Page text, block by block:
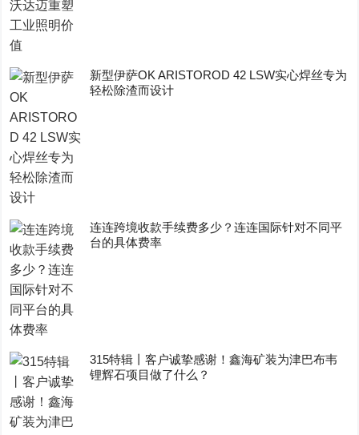
新型伊萨OK ARISTOROD 42 LSW实心焊丝专为
轻松除渣而设计
连连跨境收款手续费多少？连连国际针对不同平
台的具体费率
315特辑丨客户诚挚感谢！鑫海矿装为津巴布韦
锂辉石项目做了什么？